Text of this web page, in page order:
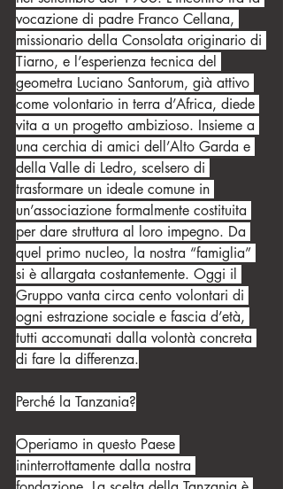
vocazione di padre Franco Cellana,
missionario della Consolata originario di
Tiarno, e l’esperienza tecnica del
geometra Luciano Santorum, già attivo
come volontario in terra d’Africa, diede
vita a un progetto ambizioso. Insieme a
una cerchia di amici dell’Alto Garda e
della Valle di Ledro, scelsero di
trasformare un ideale comune in
un’associazione formalmente costituita
per dare struttura al loro impegno. Da
quel primo nucleo, la nostra “famiglia”
si è allargata costantemente. Oggi il
Gruppo vanta circa cento volontari di
ogni estrazione sociale e fascia d’età,
tutti accomunati dalla volontà concreta
di fare la differenza.
Perché la Tanzania?
Operiamo in questo Paese
ininterrottamente dalla nostra